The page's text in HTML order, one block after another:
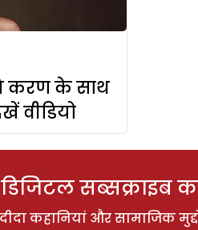
करण के साथ
वीडियो
डिजिटल सब्सक्राइब
कहानियां और सामाजिक